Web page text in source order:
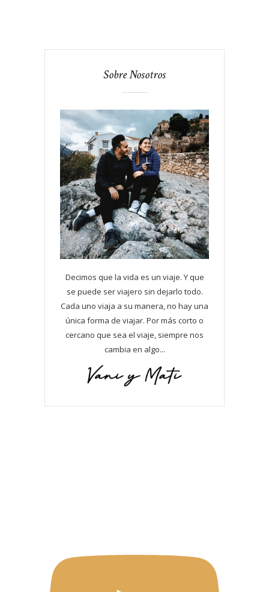
Sobre Nosotros
Decimos que la vida es un viaje. Y que
se puede ser viajero sin dejarlo todo.
Cada uno viaja a su manera, no hay una
única forma de viajar. Por más corto o
cercano que sea el viaje, siempre nos
cambia en algo...